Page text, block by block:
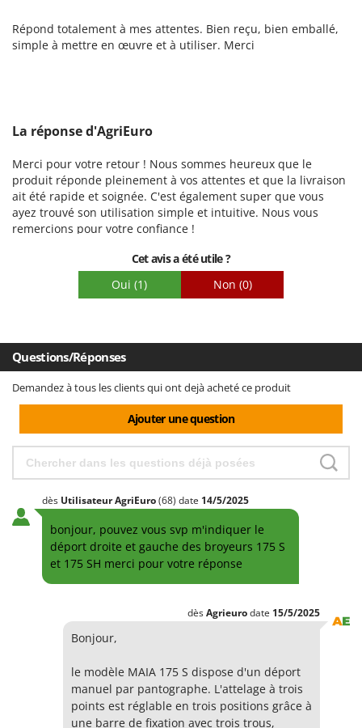
des courroies, comme vous l'avez souligné. Nous restons à
votre disposition pour vous recommander un modèle plus
adapté à vos besoins, si vous optez pour une solution plus
Prestations
Facilité d'utilisation
Emballage
Répond totalement à mes attentes. Bien reçu, bien emballé,
simple à mettre en œuvre et à utiliser. Merci
La réponse d'AgriEuro
Merci pour votre retour ! Nous sommes heureux que le
produit réponde pleinement à vos attentes et que la livraison
ait été rapide et soignée. C'est également super que vous
ayez trouvé son utilisation simple et intuitive. Nous vous
remercions pour votre confiance !
Cet avis a été utile ?
Oui (1) Non (0)
Questions/Réponses
Demandez à tous les clients qui ont dejà acheté ce produit
Ajouter une question
dès Utilisateur AgriEuro(68) date 14/5/2025
bonjour, pouvez vous svp m'indiquer le
déport droite et gauche des broyeurs 175 S
et 175 SH merci pour votre réponse
dèsAgrieurodate 15/5/2025
Bonjour,
le modèle MAIA 175 S dispose d'un déport
manuel par pantographe. L'attelage à trois
points est réglable en trois positions grâce à
une barre de fixation avec trois trous,